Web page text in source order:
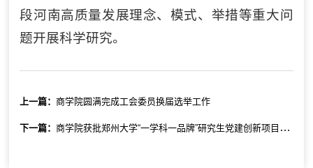
段河南高质量发展理念、模式、举措等重大问
题开展科学研究。
上一篇：商学院圆满完成工会委员换届选举工作
下一篇：商学院获批郑州大学“一学科一品牌”研究生党建创新项目立项